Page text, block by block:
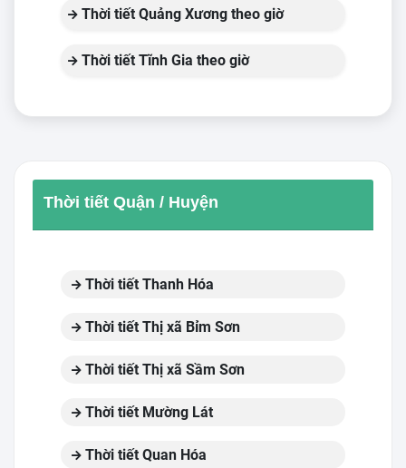
Thời tiết Quảng Xương theo giờ
Thời tiết Tĩnh Gia theo giờ
Thời tiết Quận / Huyện
Thời tiết Thanh Hóa
Thời tiết Thị xã Bỉm Sơn
Thời tiết Thị xã Sầm Sơn
Thời tiết Mường Lát
Thời tiết Quan Hóa